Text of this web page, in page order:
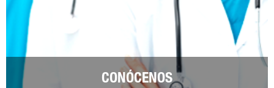
CONÓCENOS